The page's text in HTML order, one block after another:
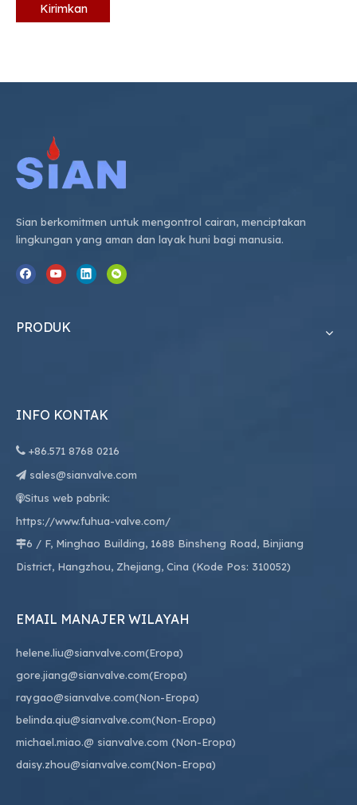
Kirimkan
Sian berkomitmen untuk mengontrol cairan, menciptakan
lingkungan yang aman dan layak huni bagi manusia.
PRODUK
INFO KONTAK
 +86.571 8768 0216
 sales@sianvalve.com
Situs web pabrik:
https://www.fuhua-valve.com/
6 / F, Minghao Building, 1688 Binsheng Road, Binjiang
District, Hangzhou, Zhejiang, Cina (Kode Pos: 310052)
EMAIL MANAJER WILAYAH
helene.liu@sianvalve.com(Eropa)
gore.jiang@sianvalve.com(Eropa)
raygao@sianvalve.com(Non-Eropa)
belinda.qiu@sianvalve.com(Non-Eropa)
michael.miao.@ sianvalve.com (Non-Eropa)
daisy.zhou@sianvalve.com(Non-Eropa)